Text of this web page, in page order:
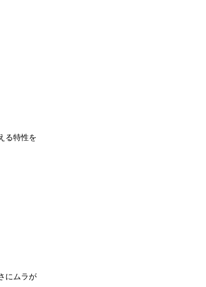
る特性を
にムラが